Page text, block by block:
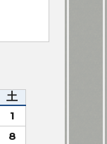
土
1
8